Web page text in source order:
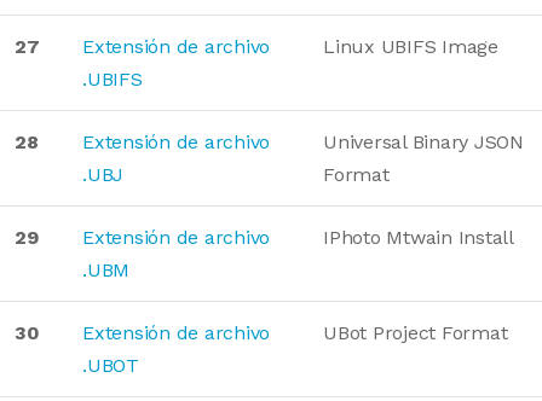
27
Extensión de archivo
.UBIFS
Linux UBIFS Image
28
Extensión de archivo
.UBJ
Universal Binary JSON
Format
29
Extensión de archivo
.UBM
IPhoto Mtwain Install
30
Extensión de archivo
.UBOT
UBot Project Format